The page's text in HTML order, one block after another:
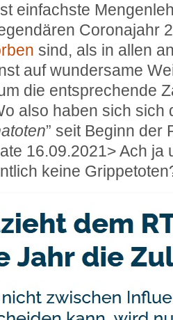
einfachste
Coronajahr
sind, als in allen
auf wundersame
die entsprechende
also haben sich sich
” seit Beginn der
16.09.2021> Ach ja
keine